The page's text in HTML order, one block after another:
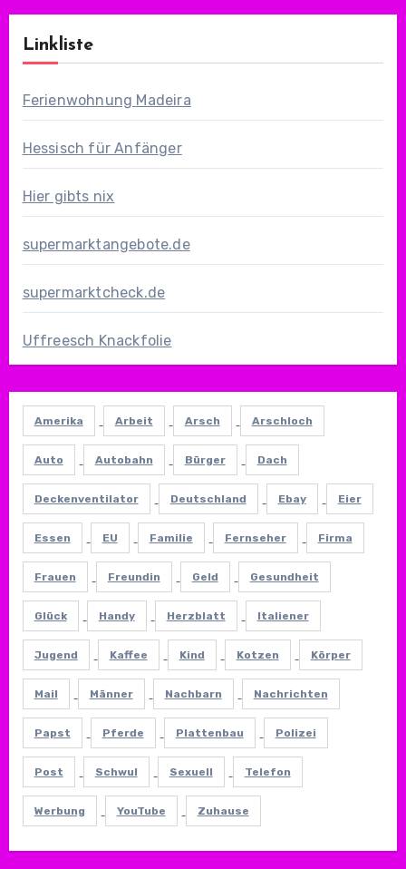
Linkliste
Ferienwohnung Madeira
Hessisch für Anfänger
Hier gibts nix
supermarktangebote.de
supermarktcheck.de
Uffreesch Knackfolie
Amerika Arbeit Arsch Arschloch
Auto Autobahn Bürger Dach
Deckenventilator Deutschland Ebay Eier
Essen EU Familie Fernseher Firma
Frauen Freundin Geld Gesundheit
Glück Handy Herzblatt Italiener
Jugend Kaffee Kind Kotzen Körper
Mail Männer Nachbarn Nachrichten
Papst Pferde Plattenbau Polizei
Post Schwul Sexuell Telefon
Werbung YouTube Zuhause